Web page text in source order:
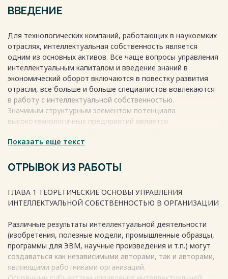
ГЛАВА 2. СЛУЖЕБНЫЕ РЕЗУЛЬТАТЫ ИНТЕЛЛЕКТУАЛЬНОЙ
ДЕЯТЕЛЬНОСТИ АО «ФНПЦ «ПО «Старт» им. М.В.
2.1. Служебные результаты интеллектуальной
деятельности, созданные по Договору ……..
………………………………………………...….………… 31
2.2. Служебные результаты интеллектуальной
деятельности, созданные вне Договоров ……………..
……………………………….…………………… 51
2.3. Инвентаризация результатов интеллектуальной
деятельности...… 57
ЗАКЛЮЧЕНИЕ .………………………………………………………………... 65
…… 68
ВВЕДЕНИЕ
Для технологических компаний, работающих в наукоемких
отраслях, интеллектуальная собственность является
одним из основных активов. Все чаще вопросы управления
интеллектуальным капиталом и введение знаний в
экономический оборот включаются в повестку развития
отрасли, все больше и больше специалистов вовлекаются
в работу с интеллектуальной собственностью.
Значимым структурным элементом потенциала
высокотехнологичных предприятий является
счёт результатов интеллектуальной деятельности (далее -
непосредственно на предприятии в процессе выполнения
РИД на государственном уровне является предметом
многолетнего активного обсуждения.
Весь текст будет доступенпосле покупки
Показать еще текст
ОТРЫВОК ИЗ РАБОТЫ
ГЛАВА 1 ТЕОРЕТИЧЕСКИЕ ОСНОВЫ УПРАВЛЕНИЯ
ИНТЕЛЛЕКТУАЛЬНОЙ СОБСТВЕННОСТЬЮ В ОРГАНИЗАЦИИ
Различные результаты интеллектуальной деятельности
(изобретения, полезные модели, промышленные образцы,
программы для ЭВМ, научные произведения и т.п.) могут
создаваться как независимыми авторами, так и авторами,
являющими работниками организаций.